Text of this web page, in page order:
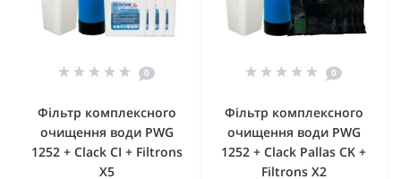
0
Фільтр комплексного
очищення води PWG
1252 + Clack CI + Filtrons
X5
0
Фільтр комплексного
очищення води PWG
1252 + Clack Pallas CK +
Filtrons X2